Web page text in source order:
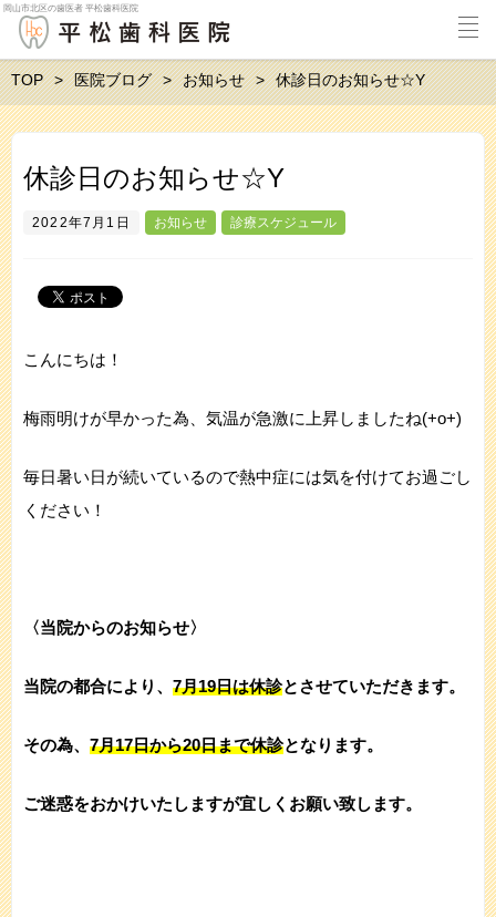
岡山市北区の歯医者 平松歯科医院
TOP 医院ブログ お知らせ 休診日のお知らせ☆Y
休診日のお知らせ☆Y
2022年7月1日 お知らせ 診療スケジュール
こんにちは！
梅雨明けが早かった為、気温が急激に上昇しましたね(+o+)
毎日暑い日が続いているので熱中症には気を付けてお過ごし
ください！
〈当院からのお知らせ〉
当院の都合により、 7月19日は休診とさせていただきます。
その為、 7月17日から20日まで休診となります。
ご迷惑をおかけいたしますが宜しくお願い致します。